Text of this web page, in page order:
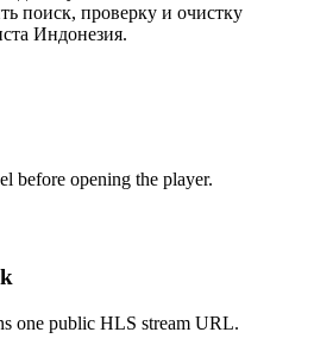
поиск, проверку и очистку
Индонезия.
before opening the player.
one public HLS stream URL.